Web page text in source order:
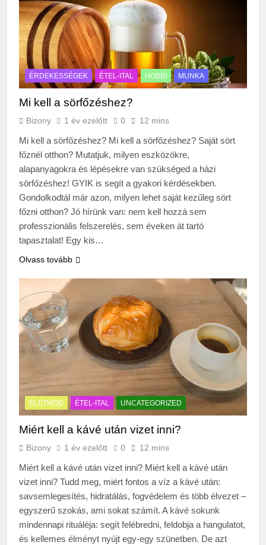
ÉRDEKESSÉGEK ÉTEL-ITAL HOBBI MUNKA
Mi kell a sörfőzéshez?
Bizony 1 év ezelőtt 0 12 mins
Mi kell a sörfőzéshez? Mi kell a sörfőzéshez? Saját sört
főznél otthon? Mutatjuk, milyen eszközökre,
alapanyagokra és lépésekre van szükséged a házi
sörfőzéshez! GYIK is segít a gyakori kérdésekben.
Gondolkodtál már azon, milyen lehet saját kezűleg sört
főzni otthon? Jó hírünk van: nem kell hozzá sem
professzionális felszerelés, sem éveken át tartó
tapasztalat! Egy kis…
Olvass tovább
ÉLETMÓD ÉTEL-ITAL UNCATEGORIZED
Miért kell a kávé után vizet inni?
Bizony 1 év ezelőtt 0 12 mins
Miért kell a kávé után vizet inni? Miért kell a kávé után
vizet inni? Tudd meg, miért fontos a víz a kávé után:
savsemlegesítés, hidratálás, fogvédelem és több élvezet –
egyszerű szokás, ami sokat számít. A kávé sokunk
mindennapi rituáléja: segít felébredni, feldobja a hangulatot,
és kellemes élményt nyújt egy-egy szünetben. De azt